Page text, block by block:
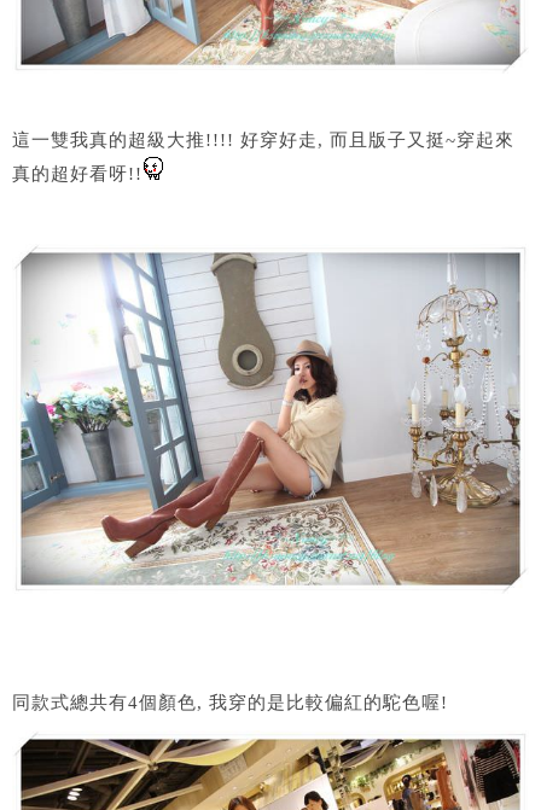
這一雙我真的超級大推!!!! 好穿好走, 而且版子又挺~穿起來
真的超好看呀!!
同款式總共有4個顏色, 我穿的是比較偏紅的駝色喔!